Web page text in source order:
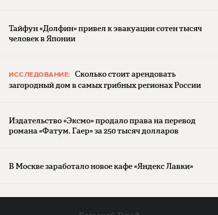
Тайфун «Долфин» привел к эвакуации сотен тысяч
человек в Японии
ИССЛЕДОВАНИЕ:
Сколько стоит арендовать
загородный дом в самых грибных регионах России
Издательство «Эксмо» продало права на перевод
романа «Фатум. Гаер» за 250 тысяч долларов
В Москве заработало новое кафе «Яндекс Лавки»